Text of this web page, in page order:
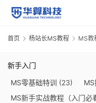
首页 杨站长MS教程 MS教
新手入门
MS零基础特训 (23)
MS新手实战教程（入门必